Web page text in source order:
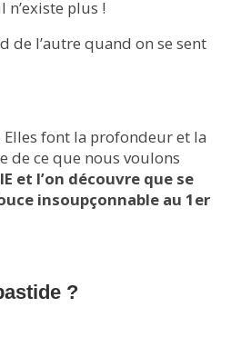
plus !
de l’autre quand on se sent
Elles font la profondeur et la
de ce que nous voulons
et l’on découvre que se
insoupçonnable au 1er
?